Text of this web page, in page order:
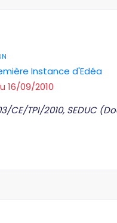
Instance d'Edéa
16/09/2010
CE/TPI/2010, SEDUC